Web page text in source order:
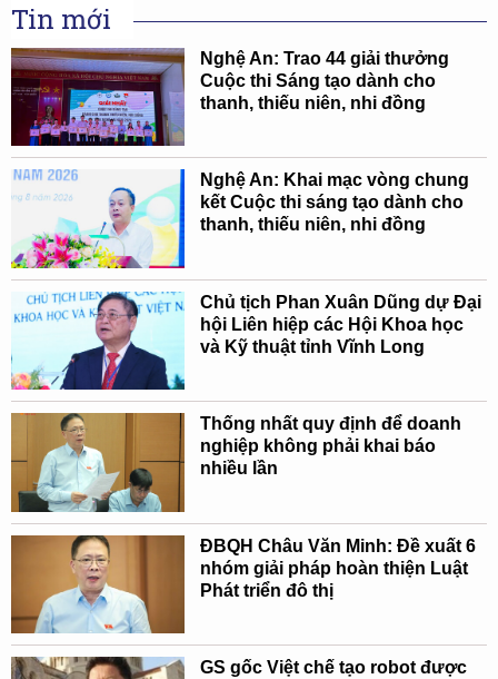
Tin mới
Nghệ An: Trao 44 giải thưởng
Cuộc thi Sáng tạo dành cho
thanh, thiếu niên, nhi đồng
Nghệ An: Khai mạc vòng chung
kết Cuộc thi sáng tạo dành cho
thanh, thiếu niên, nhi đồng
Chủ tịch Phan Xuân Dũng dự Đại
hội Liên hiệp các Hội Khoa học
và Kỹ thuật tỉnh Vĩnh Long
Thống nhất quy định để doanh
nghiệp không phải khai báo
nhiều lần
ĐBQH Châu Văn Minh: Đề xuất 6
nhóm giải pháp hoàn thiện Luật
Phát triển đô thị
GS gốc Việt chế tạo robot được